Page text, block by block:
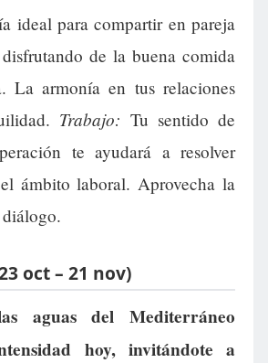
ideal para compartir en pareja
de la buena comida
La armonía en tus relaciones
Trabajo: Tu sentido de
te ayudará a resolver
ámbito laboral. Aprovecha la
oct – 21 nov)
aguas del Mediterráneo
hoy, invitándote a